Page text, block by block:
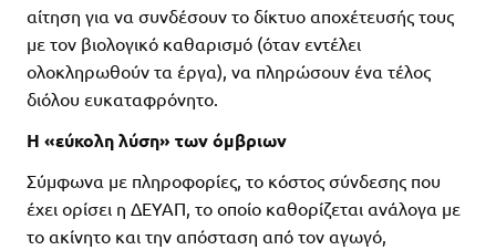
αίτηση για να συνδέσουν το δίκτυο αποχέτευσής τους
με τον βιολογικό καθαρισμό (όταν εντέλει
ολοκληρωθούν τα έργα), να πληρώσουν ένα τέλος
διόλου ευκαταφρόνητο.
Η «εύκολη λύση» των όμβριων
Σύμφωνα με πληροφορίες, το κόστος σύνδεσης που
έχει ορίσει η ΔΕΥΑΠ, το οποίο καθορίζεται ανάλογα με
το ακίνητο και την απόσταση από τον αγωγό,